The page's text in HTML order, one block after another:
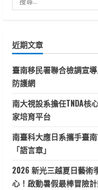
尋
字:
近期文章
臺南移民署聯合檢調宣
防護網
南大視設系擔任TNDA核
家培育平台
南臺科大應日系攜手臺
「語言章」
2026 新光三越夏日藝術
心！啟動暑假最棒冒險